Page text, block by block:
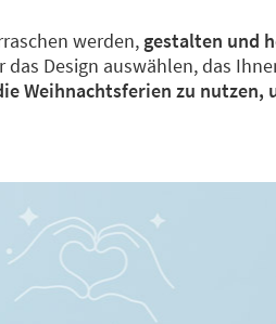
werden, gestalten und
Design auswählen, das
Weihnachtsferien zu